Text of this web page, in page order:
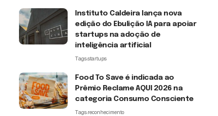
Instituto Caldeira lança nova
edição do Ebulição IA para apoiar
startups na adoção de
inteligência artificial
Tags:startups
Food To Save é indicada ao
Prêmio Reclame AQUI 2026 na
categoria Consumo Consciente
Tags:reconhecimento